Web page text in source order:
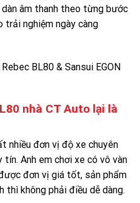
âm thanh theo từng bước
nghiệm ngày càng
BL80 & Sansui EGON
nhà CT Auto lại là
nhiều đơn vị độ xe chuyên
tín. Anh em chơi xe có vô vàn
đơn vị giá tốt, sản phẩm
không phải điều dễ dàng.